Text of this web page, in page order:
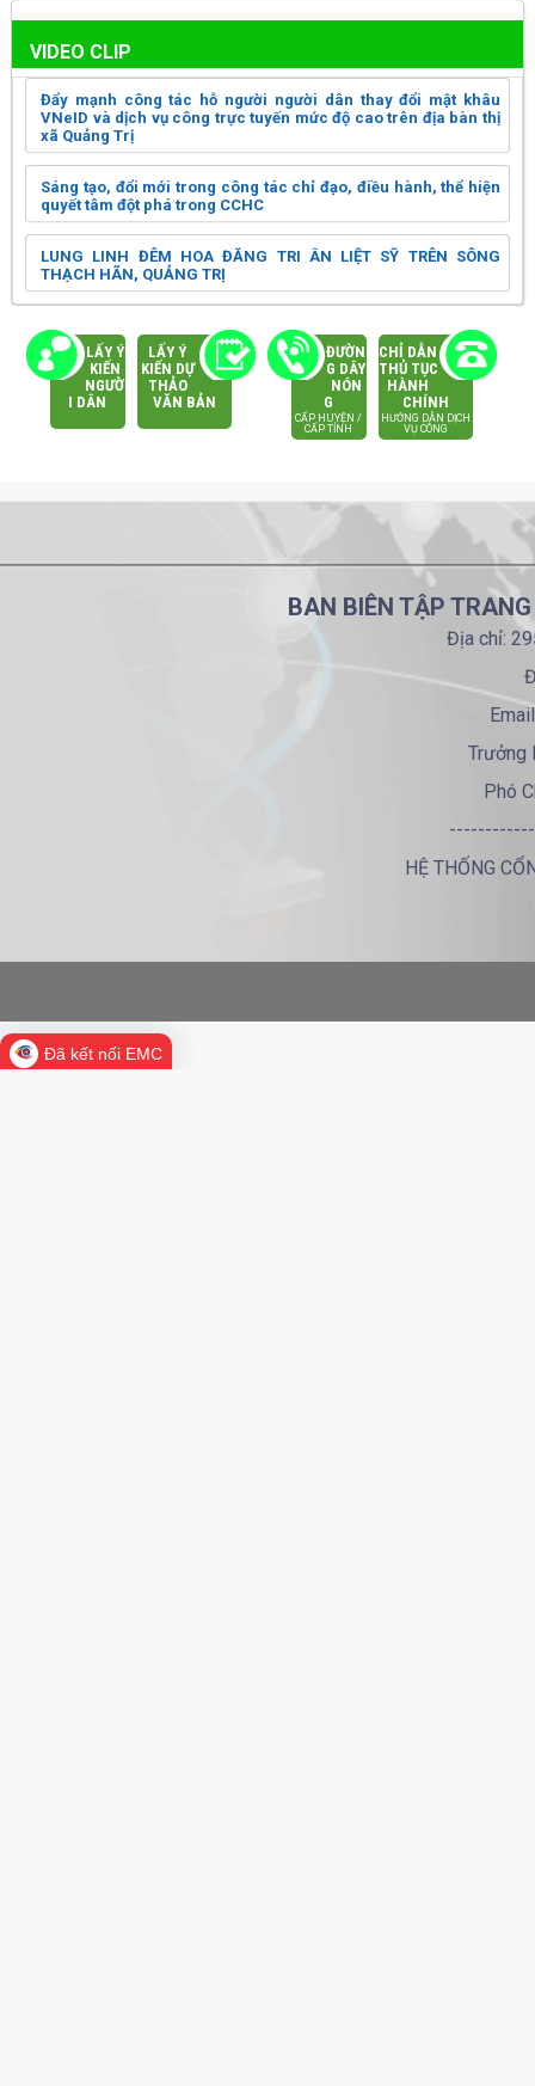
VIDEO CLIP
Đẩy mạnh công tác hỗ người người dân thay đổi mật khâu
VNeID và dịch vụ công trực tuyến mức độ cao trên địa bàn thị
xã Quảng Trị
Sáng tạo, đổi mới trong công tác chỉ đạo, điều hành, thể hiện
quyết tâm đột phá trong CCHC
LUNG LINH ĐÊM HOA ĐĂNG TRI ÂN LIỆT SỸ TRÊN SÔNG
THẠCH HÃN, QUẢNG TRỊ
LẤY Ý
KIẾN
NGƯỜ
I DÂN
LẤY Ý
KIẾN DỰ
THẢO
VĂN BẢN
ĐƯỜN
G DÂY
NÓN
G
CẤP HUYỆN /
CẤP TỈNH
CHỈ DẪN
THỦ TỤC
HÀNH
CHÍNH
HƯỚNG DẪN DỊCH
VỤ CÔNG
BAN BIÊN TẬP
Địa chỉ:
Trưởng
Phó
HỆ THỐNG
Đã kết nối EMC